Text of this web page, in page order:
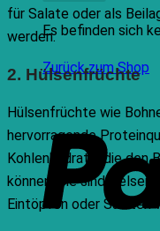
Es befinden sich
Zurück zum Shop
für Salate oder als
werden.
2. Hülsenfrüchte
Hülsenfrüchte wie
hervorragende
Kohlenhydrate, die den
können. Sie sind
Eintöpfen oder Salaten